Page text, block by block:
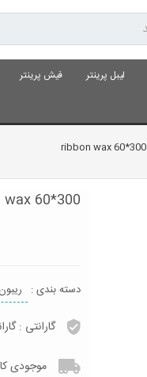
لیبل پرینتر فیش پرینتر
ribbon wax 60*300
wax 60*300
دسته بندی :
گارانتی :
موجودی